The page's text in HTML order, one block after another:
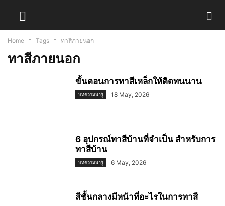
Home Tags ทาสีภายนอก
ทาสีภายนอก
ขั้นตอนการทาสีเหล็กให้ติดทนนาน
บทความน่ารู้ 18 May, 2026
6 อุปกรณ์ทาสีบ้านที่จำเป็น สำหรับการ
ทาสีบ้าน
บทความน่ารู้ 6 May, 2026
สีชั้นกลางมีหน้าที่อะไรในการทาสี